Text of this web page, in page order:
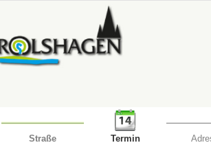
Straße Termin